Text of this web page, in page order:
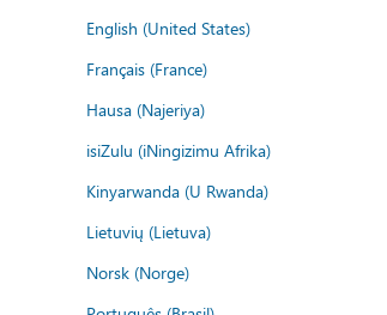
English (United States)
Français (France)
Hausa (Najeriya)
isiZulu (iNingizimu Afrika)
Kinyarwanda (U Rwanda)
Lietuvių (Lietuva)
Norsk (Norge)